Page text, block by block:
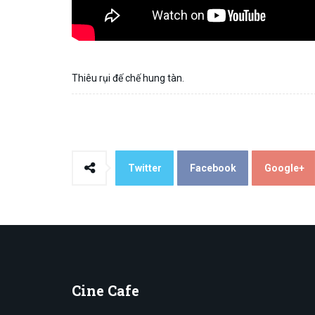
Thiêu rụi đế chế hung tàn.
Twitter Facebook Google+
Cine Cafe